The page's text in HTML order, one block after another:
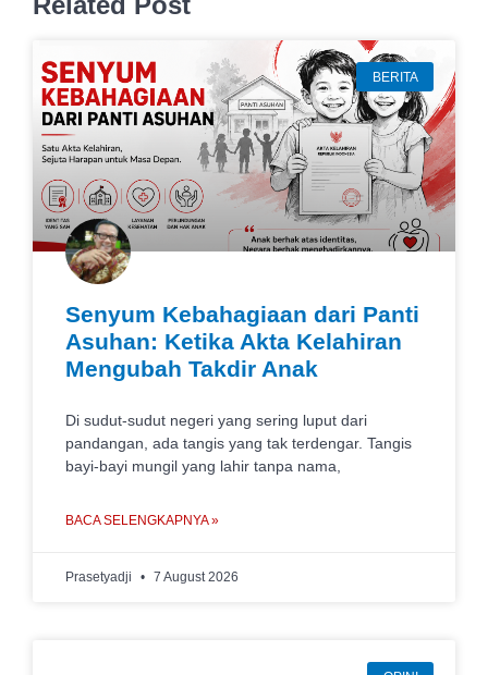
BERITA
Senyum Kebahagiaan dari Panti
Asuhan: Ketika Akta Kelahiran
Mengubah Takdir Anak
Di sudut-sudut negeri yang sering luput dari
pandangan, ada tangis yang tak terdengar. Tangis
bayi-bayi mungil yang lahir tanpa nama,
BACA SELENGKAPNYA »
Prasetyadji 7 August 2026